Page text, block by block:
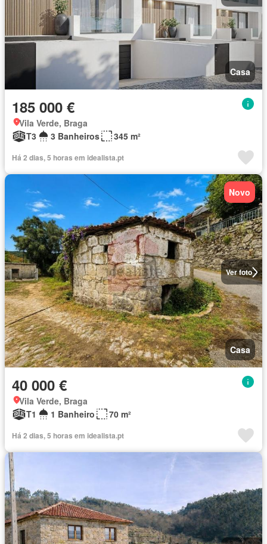
Casa
185 000 €
Vila Verde, Braga
T3
3 Banheiros 345 m²
Há 2 dias, 5 horas em idealista.pt
Ver foto
Novo
Casa
40 000 €
Vila Verde, Braga
T1
1 Banheiro 70 m²
Há 2 dias, 5 horas em idealista.pt